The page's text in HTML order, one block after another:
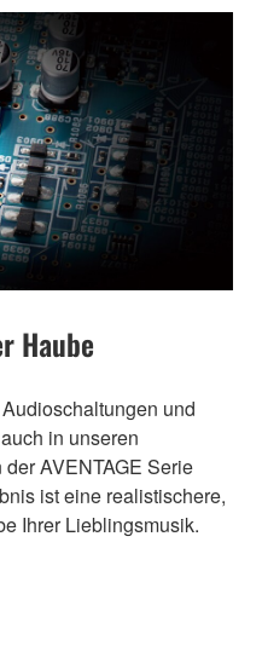
Haube
und
in unseren
AVENTAGE Serie
ist eine realistischere,
Ihrer Lieblingsmusik.